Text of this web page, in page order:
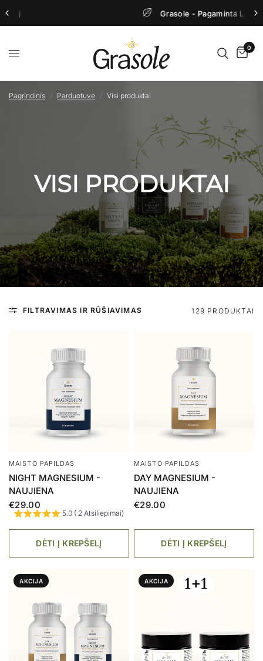
Grasole - Pagaminta Lietuvoje
0
Pagrindinis / Parduotuvė / Visi produktai
VISI PRODUKTAI
FILTRAVIMAS IR RŪŠIAVIMAS 129 PRODUKTAI
MAISTO PAPILDAS
NIGHT MAGNESIUM -
NAUJIENA
€29.00
5.0 ( 2 Atsiliepimai)
DĖTI Į KREPŠELĮ
MAISTO PAPILDAS
DAY MAGNESIUM -
NAUJIENA
€29.00
DĖTI Į KREPŠELĮ
AKCIJA AKCIJA